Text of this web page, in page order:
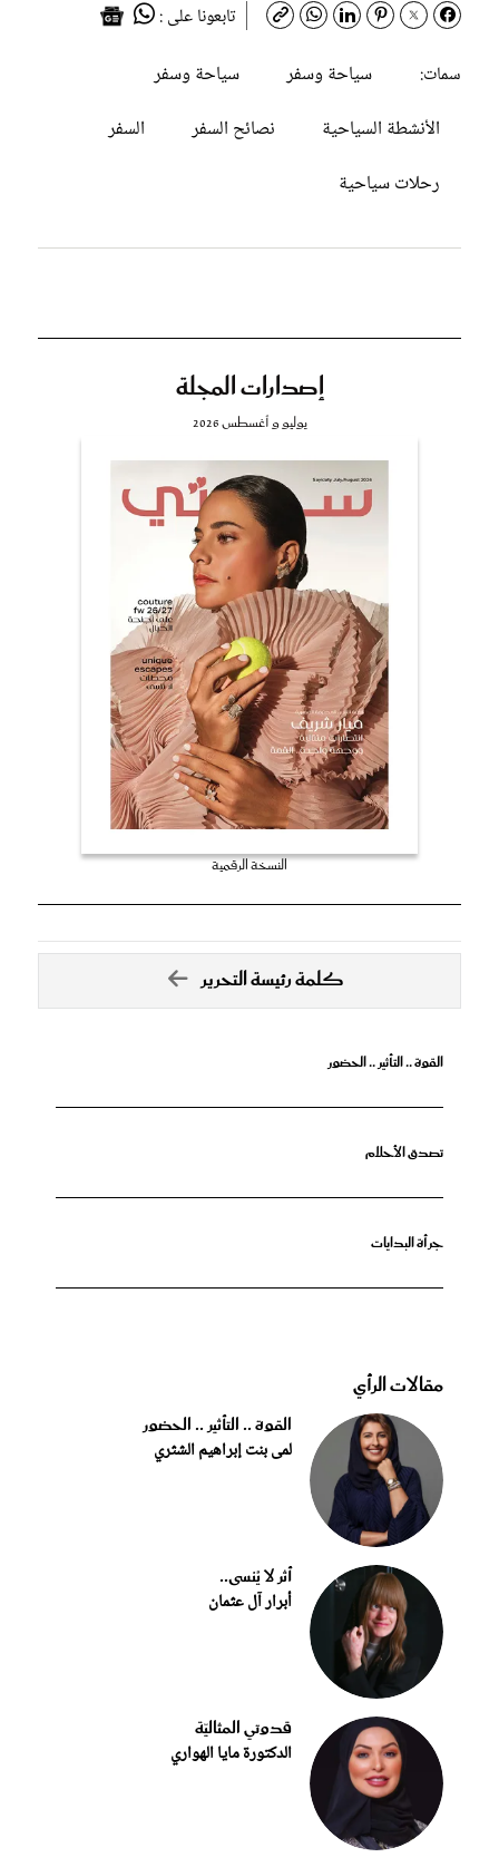
تابعونا على :
سمات:
سياحة وسفر
سياحة وسفر
الأنشطة السياحية
نصائح السفر
السفر
رحلات سياحية
إصدارات المجلة
يوليو و أغسطس 2026
النسخة الرقمية
كلمة رئيسة التحرير
القوة .. التأثير .. الحضور
تصدق الأحلام
جرأة البدايات
مقالات الرأي
القوة .. التأثير .. الحضور
لمى بنت إبراهيم الشثري
أثر لا يُنسى..
أبرار آل عثمان
قدوتي المثاليّة
الدكتورة مايا الهواري